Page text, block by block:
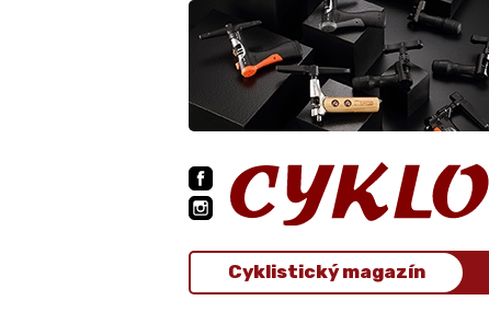
Cyklistický magazín